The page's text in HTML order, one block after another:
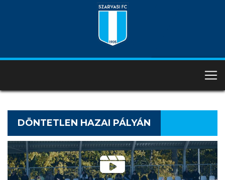
DÖNTETLEN HAZAI PÁLYÁN